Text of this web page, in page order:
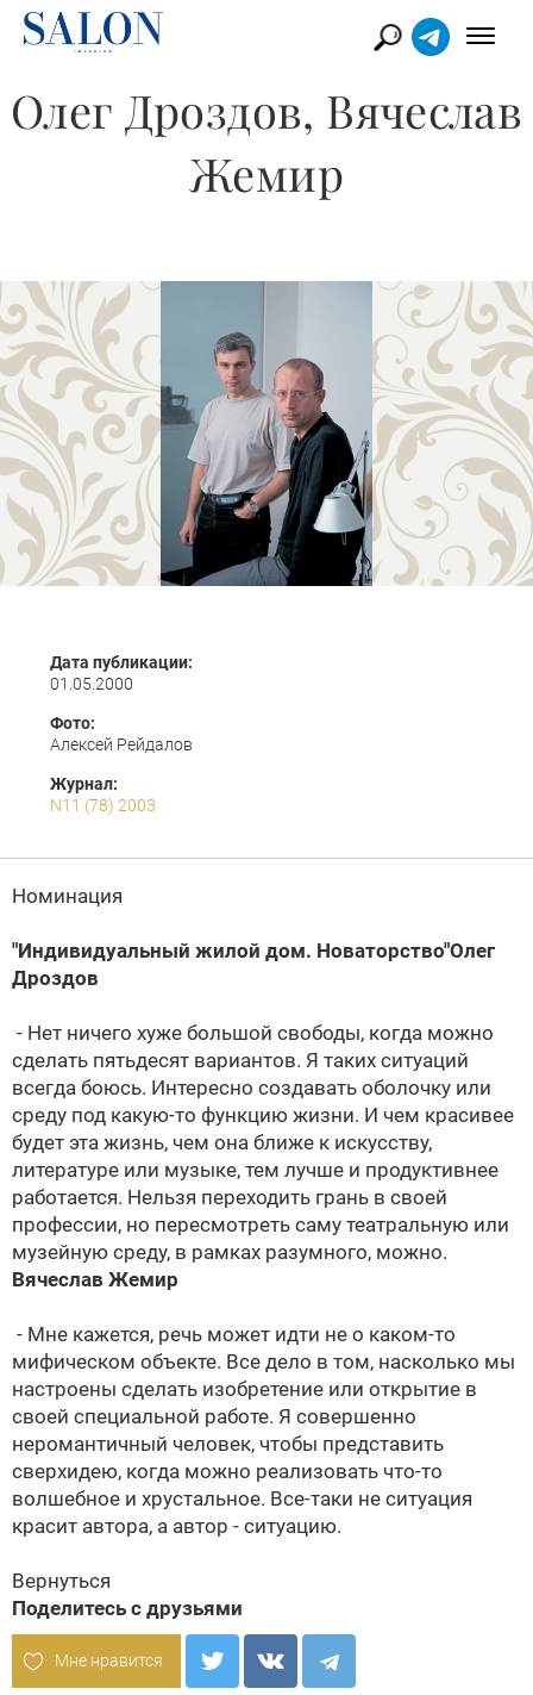
Олег Дроздов, Вячеслав
Жемир
Дата публикации:
01.05.2000
Фото:
Алексей Рейдалов
Журнал:
N11 (78) 2003
Номинация
"Индивидуальный жилой дом. Новаторство"Олег
Дроздов
- Нет ничего хуже большой свободы, когда можно
сделать пятьдесят вариантов. Я таких ситуаций
всегда боюсь. Интересно создавать оболочку или
среду под какую-то функцию жизни. И чем красивее
будет эта жизнь, чем она ближе к искусству,
литературе или музыке, тем лучше и продуктивнее
работается. Нельзя переходить грань в своей
профессии, но пересмотреть саму театральную или
музейную среду, в рамках разумного, можно.
Вячеслав Жемир
- Мне кажется, речь может идти не о каком-то
мифическом объекте. Все дело в том, насколько мы
настроены сделать изобретение или открытие в
своей специальной работе. Я совершенно
неромантичный человек, чтобы представить
сверхидею, когда можно реализовать что-то
волшебное и хрустальное. Все-таки не ситуация
красит автора, а автор - ситуацию.
Вернуться
Поделитесь с друзьями
Мне нравится